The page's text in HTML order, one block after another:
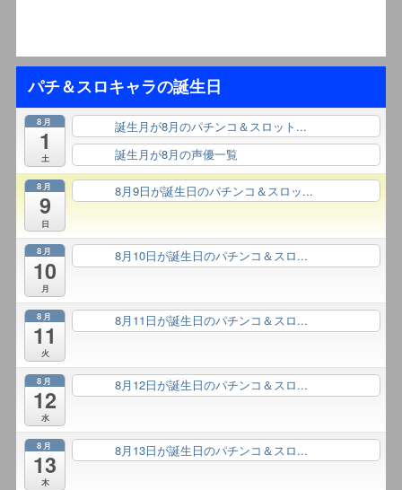
パチ＆スロキャラの誕生日
8月
1
土
誕生月が8月のパチンコ＆スロット...
誕生月が8月の声優一覧
8月
9
日
8月9日が誕生日のパチンコ＆スロッ...
8月
10
月
8月10日が誕生日のパチンコ＆スロ...
8月
11
火
8月11日が誕生日のパチンコ＆スロ...
8月
12
水
8月12日が誕生日のパチンコ＆スロ...
8月
13
木
8月13日が誕生日のパチンコ＆スロ...